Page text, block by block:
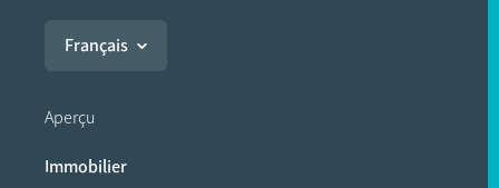
Français
Aperçu
Immobilier